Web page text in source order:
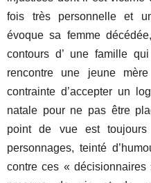
fois très personnelle et
évoque sa femme
contours d’ une famille
rencontre une jeune
contrainte d’accepter un
natale pour ne pas être
point de vue est
personnages, teinté
contre ces «